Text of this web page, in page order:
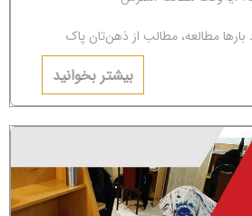
بارها مطالعه، مطالب از ذهن‌تان پاک
است، باید بگوییم شما دچار
بیشتر بخوانید